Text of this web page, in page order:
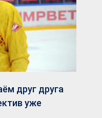
друг друга
уже